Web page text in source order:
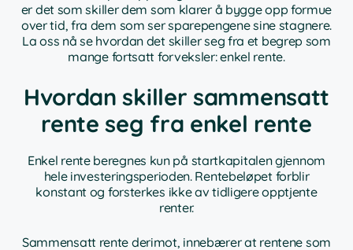
er det som skiller dem som klarer å bygge opp formue
over tid, fra dem som ser sparepengene sine stagnere.
La oss nå se hvordan det skiller seg fra et begrep som
mange fortsatt forveksler: enkel rente.
Hvordan skiller sammensatt
rente seg fra enkel rente
Enkel rente beregnes kun på startkapitalen gjennom
hele investeringsperioden. Rentebeløpet forblir
konstant og forsterkes ikke av tidligere opptjente
renter.
Sammensatt rente derimot, innebærer at rentene som